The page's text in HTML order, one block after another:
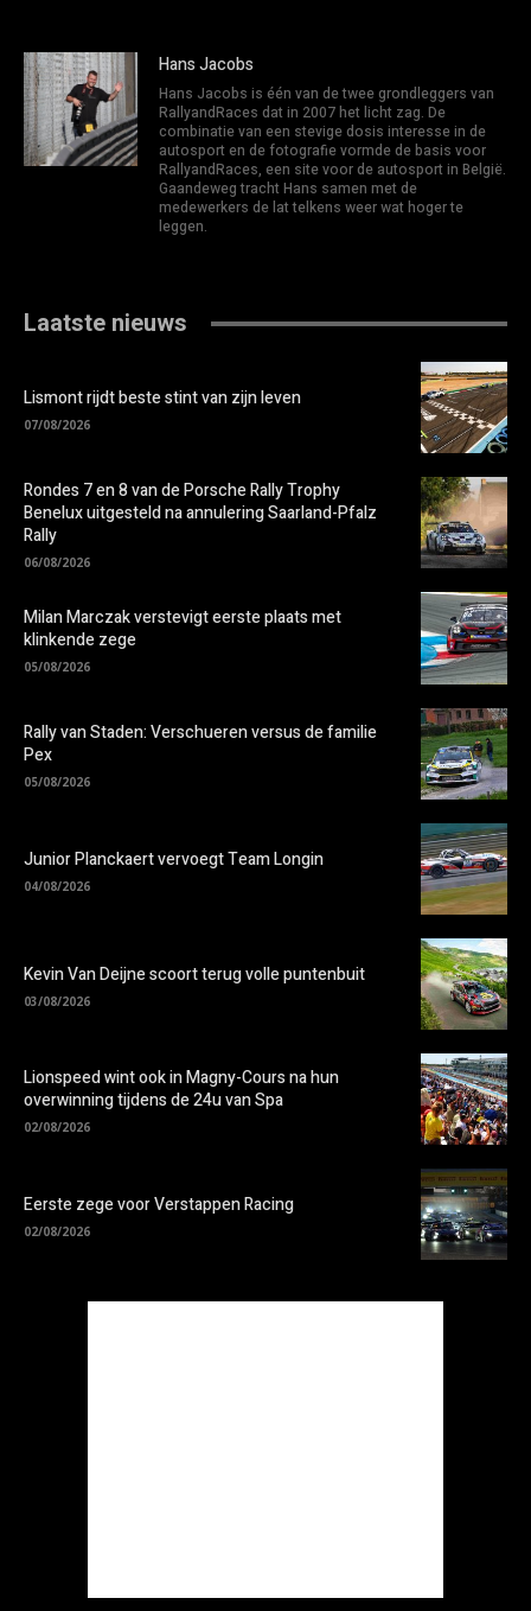
Hans Jacobs
Hans Jacobs is één van de twee grondleggers van
RallyandRaces dat in 2007 het licht zag. De
combinatie van een stevige dosis interesse in de
autosport en de fotografie vormde de basis voor
RallyandRaces, een site voor de autosport in België.
Gaandeweg tracht Hans samen met de
medewerkers de lat telkens weer wat hoger te
leggen.
Laatste nieuws
Lismont rijdt beste stint van zijn leven
07/08/2026
Rondes 7 en 8 van de Porsche Rally Trophy
Benelux uitgesteld na annulering Saarland-Pfalz
Rally
06/08/2026
Milan Marczak verstevigt eerste plaats met
klinkende zege
05/08/2026
Rally van Staden: Verschueren versus de familie
Pex
05/08/2026
Junior Planckaert vervoegt Team Longin
04/08/2026
Kevin Van Deijne scoort terug volle puntenbuit
03/08/2026
Lionspeed wint ook in Magny-Cours na hun
overwinning tijdens de 24u van Spa
02/08/2026
Eerste zege voor Verstappen Racing
02/08/2026